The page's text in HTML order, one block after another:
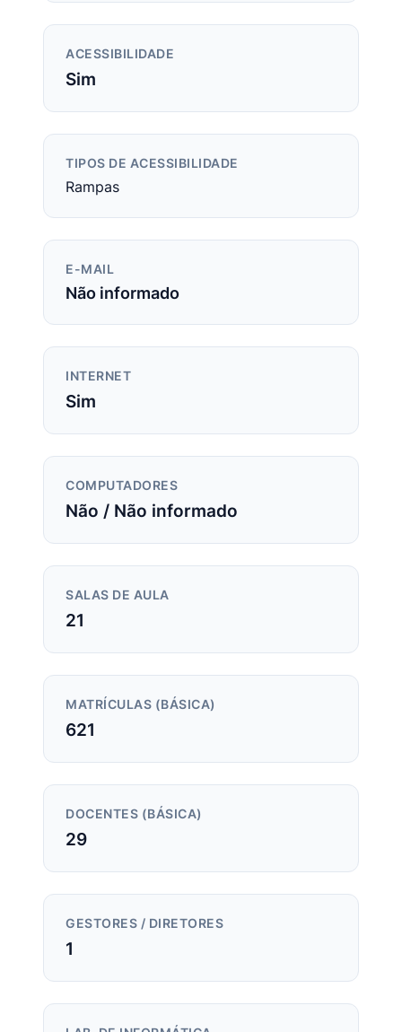
ACESSIBILIDADE
Sim
TIPOS DE ACESSIBILIDADE
Rampas
E-MAIL
Não informado
INTERNET
Sim
COMPUTADORES
Não / Não informado
SALAS DE AULA
21
MATRÍCULAS (BÁSICA)
621
DOCENTES (BÁSICA)
29
GESTORES / DIRETORES
1